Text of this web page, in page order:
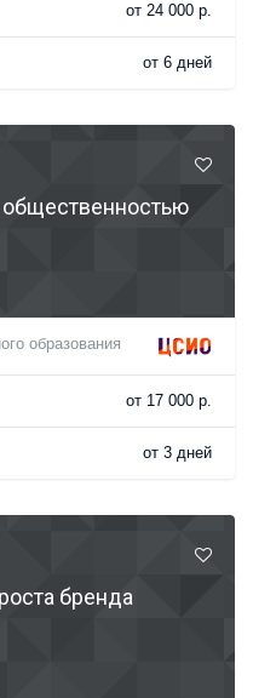
от 24 000 р.
от 6 дней
образования
от 17 000 р.
от 3 дней
бренда